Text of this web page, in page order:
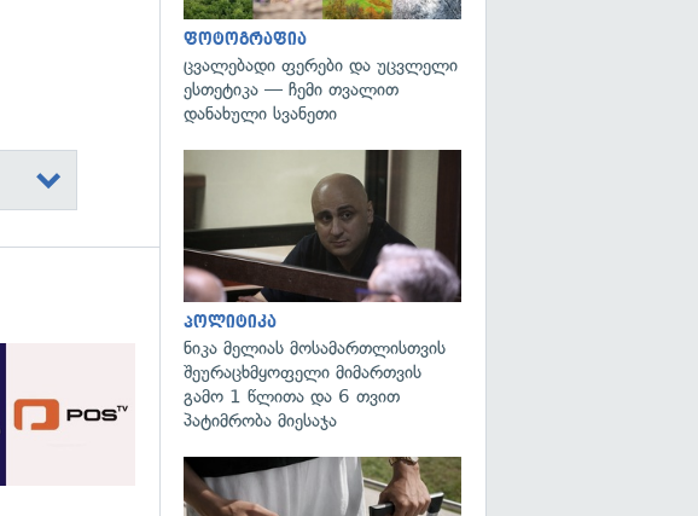
გადახედვა
ფოტოგრაფია
ცვალებადი ფერები და უცვლელი
ესთეტიკა — ჩემი თვალით
დანახული სვანეთი
პოლიტიკა
ნიკა მელიას მოსამართლისთვის
შეურაცხმყოფელი მიმართვის
გამო 1 წლითა და 6 თვით
პატიმრობა მიესაჯა